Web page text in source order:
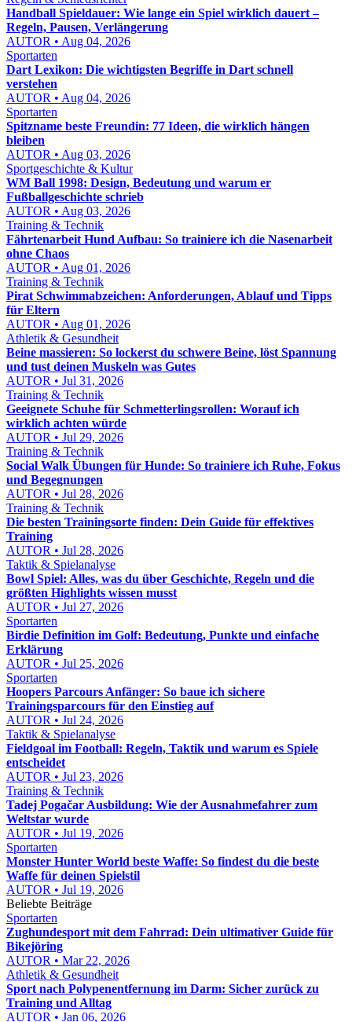
Handball Spieldauer: Wie lange ein Spiel wirklich dauert –
Regeln, Pausen, Verlängerung
AUTOR • Aug 04, 2026
Sportarten
Dart Lexikon: Die wichtigsten Begriffe in Dart schnell
verstehen
AUTOR • Aug 04, 2026
Sportarten
Spitzname beste Freundin: 77 Ideen, die wirklich hängen
bleiben
AUTOR • Aug 03, 2026
Sportgeschichte & Kultur
WM Ball 1998: Design, Bedeutung und warum er
Fußballgeschichte schrieb
AUTOR • Aug 03, 2026
Training & Technik
Fährtenarbeit Hund Aufbau: So trainiere ich die Nasenarbeit
ohne Chaos
AUTOR • Aug 01, 2026
Training & Technik
Pirat Schwimmabzeichen: Anforderungen, Ablauf und Tipps
für Eltern
AUTOR • Aug 01, 2026
Athletik & Gesundheit
Beine massieren: So lockerst du schwere Beine, löst Spannung
und tust deinen Muskeln was Gutes
AUTOR • Jul 31, 2026
Training & Technik
Geeignete Schuhe für Schmetterlingsrollen: Worauf ich
wirklich achten würde
AUTOR • Jul 29, 2026
Training & Technik
Social Walk Übungen für Hunde: So trainiere ich Ruhe, Fokus
und Begegnungen
AUTOR • Jul 28, 2026
Training & Technik
Die besten Trainingsorte finden: Dein Guide für effektives
Training
AUTOR • Jul 28, 2026
Taktik & Spielanalyse
Bowl Spiel: Alles, was du über Geschichte, Regeln und die
größten Highlights wissen musst
AUTOR • Jul 27, 2026
Sportarten
Birdie Definition im Golf: Bedeutung, Punkte und einfache
Erklärung
AUTOR • Jul 25, 2026
Sportarten
Hoopers Parcours Anfänger: So baue ich sichere
Trainingsparcours für den Einstieg auf
AUTOR • Jul 24, 2026
Taktik & Spielanalyse
Fieldgoal im Football: Regeln, Taktik und warum es Spiele
entscheidet
AUTOR • Jul 23, 2026
Training & Technik
Tadej Pogačar Ausbildung: Wie der Ausnahmefahrer zum
Weltstar wurde
AUTOR • Jul 19, 2026
Sportarten
Monster Hunter World beste Waffe: So findest du die beste
Waffe für deinen Spielstil
AUTOR • Jul 19, 2026
Beliebte Beiträge
Sportarten
Zughundesport mit dem Fahrrad: Dein ultimativer Guide für
Bikejöring
AUTOR • Mar 22, 2026
Athletik & Gesundheit
Sport nach Polypenentfernung im Darm: Sicher zurück zu
Training und Alltag
AUTOR • Jan 06, 2026